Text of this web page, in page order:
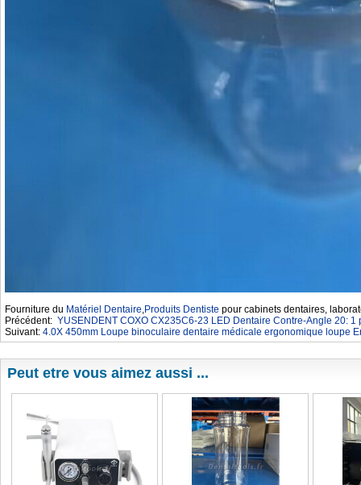
Fourniture du Matériel Dentaire,Produits Dentiste pour cabinets dentaires,
Précédent: YUSENDENT COXO CX235C6-23 LED Dentaire Contre-Angle 20:
Suivant: 4.0X 450mm Loupe binoculaire dentaire médicale ergonomique loupe
Peut etre vous aimez aussi ...